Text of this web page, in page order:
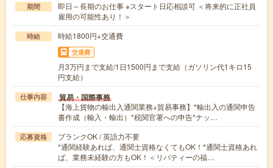
期間
即日～長期のお仕事 ※スタート日応相談可 ＜将来的に正社員
雇用の可能性あり！＞
時給 時給1800円+交通費
交通費
月3万円まで支給/1日1500円まで支給（ガソリン代1キロ15
円支給）
仕事内容 貿易・国際事務
【海上貨物の輸出入通関業務+貿易事務】*輸出入の通関申告
書作成（輸入・輸出）*税関官署への申告*ナッ…
応募資格
ブランクOK / 英語力不要
*通関経験あれば、通関士資格なくてもOK！*通関士資格あれ
ば、業務未経験の方もOK！＜リバティーの福…